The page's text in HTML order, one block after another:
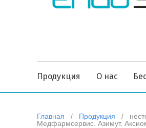
Продукция О нас
Главная
   /
Продукция
/
Медфармсервис. Азимут.